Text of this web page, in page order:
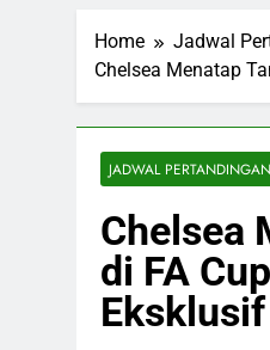
Home
Jadwal
Chelsea Menatap
JADWAL
Chelsea
di FA